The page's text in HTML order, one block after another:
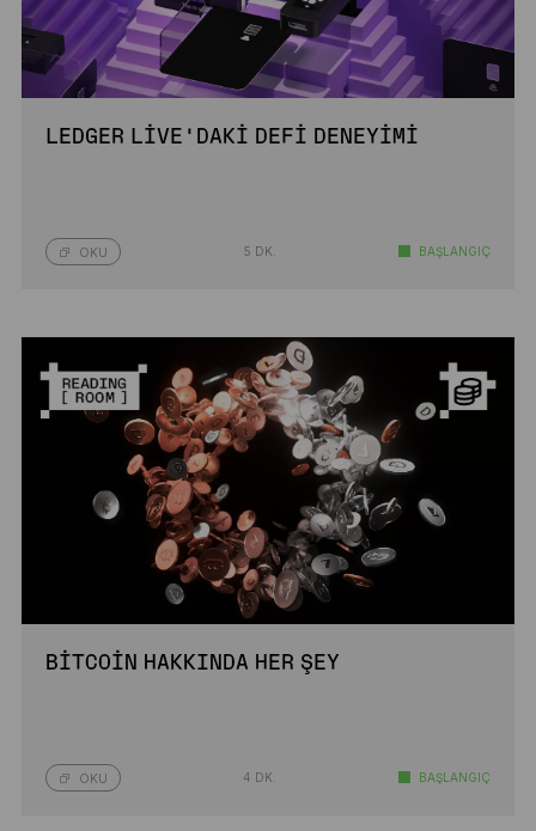
LEDGER LIVE’DAKI DEFI DENEYIMI
OKU 5 DK. BAŞLANGIÇ
BITCOIN HAKKINDA HER ŞEY
OKU 4 DK. BAŞLANGIÇ